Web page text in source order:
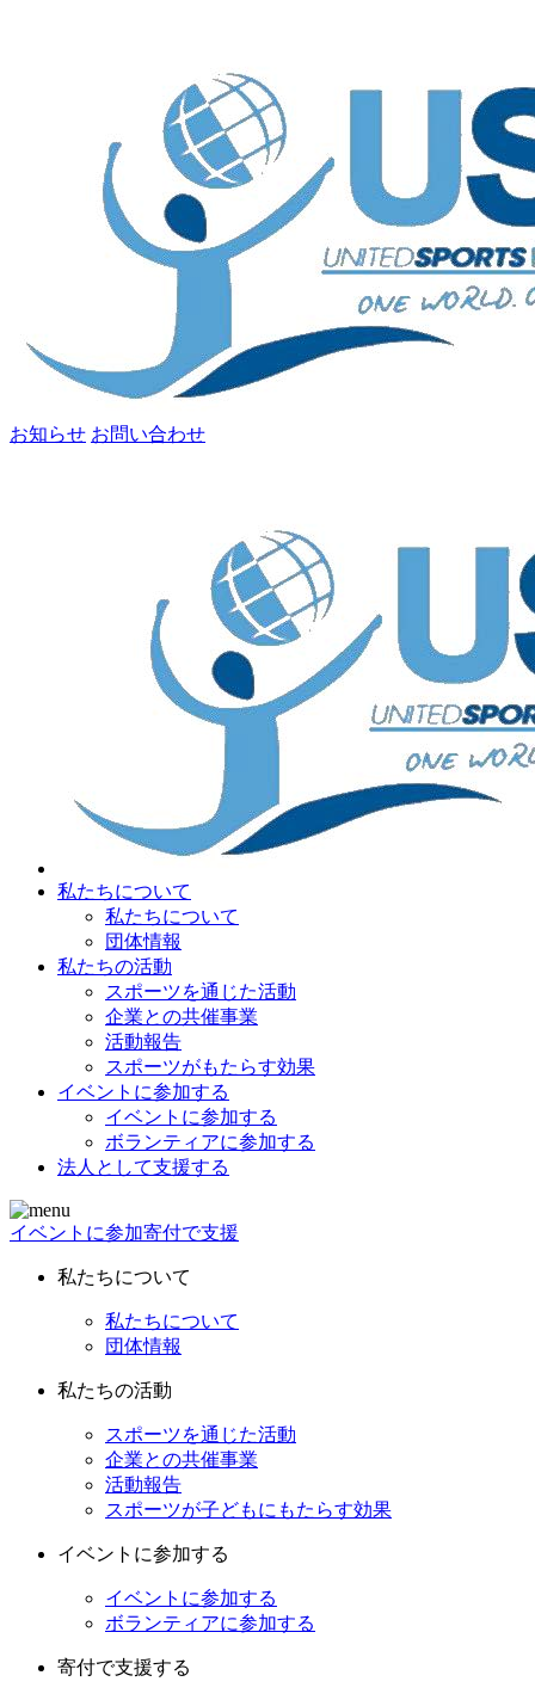
お知らせ お問い合わせ
私たちについて
私たちについて
団体情報
私たちの活動
スポーツを通じた活動
企業との共催事業
活動報告
スポーツがもたらす効果
イベントに参加する
イベントに参加する
ボランティアに参加する
法人として支援する
イベントに参加寄付で支援
私たちについて
私たちについて
団体情報
私たちの活動
スポーツを通じた活動
企業との共催事業
活動報告
スポーツが子どもにもたらす効果
イベントに参加する
イベントに参加する
ボランティアに参加する
寄付で支援する